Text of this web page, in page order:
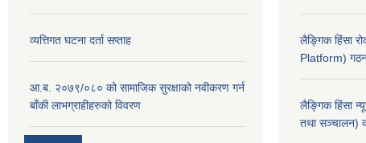
व्यत्तिगत घटना दर्ता सप्ताह
आ.ब. २०७९/०८० को सामाजिक सुरक्षाको नवीकरण गर्न
बाँकी लाभग्राहीहरुको विवरण
लैङ्गिक हिंसा
Platform) गठन
लैङ्गिक हिंसा
तथा सञ्चालन)